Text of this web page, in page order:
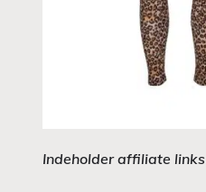
Indeholder affiliate links